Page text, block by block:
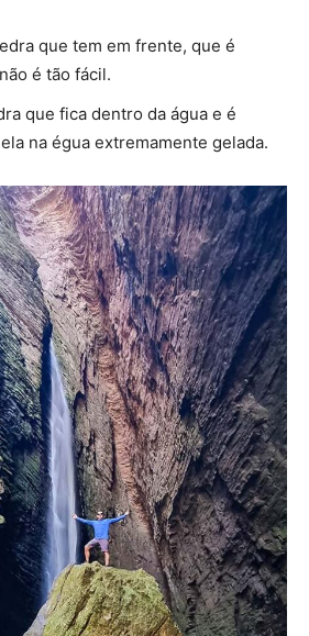
que tem em frente, que é
é tão fácil.
que fica dentro da água e é
na égua extremamente gelada.